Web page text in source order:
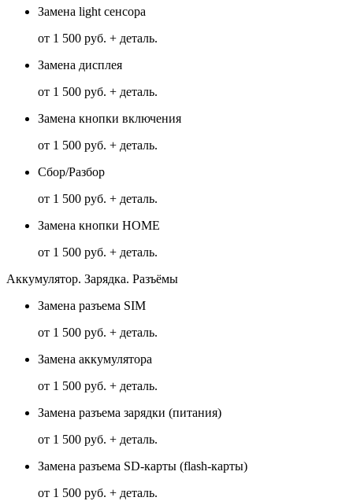
Замена light сенсора
от 1 500 руб. + деталь.
Замена дисплея
от 1 500 руб. + деталь.
Замена кнопки включения
от 1 500 руб. + деталь.
Сбор/Разбор
от 1 500 руб. + деталь.
Замена кнопки HOME
от 1 500 руб. + деталь.
Аккумулятор. Зарядка. Разъёмы
Замена разъема SIM
от 1 500 руб. + деталь.
Замена аккумулятора
от 1 500 руб. + деталь.
Замена разъема зарядки (питания)
от 1 500 руб. + деталь.
Замена разъема SD-карты (flash-карты)
от 1 500 руб. + деталь.